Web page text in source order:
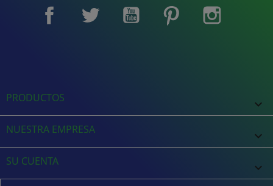
Facebook Twitter YouTube Pinterest
PRODUCTOS 
NUESTRA EMPRESA 
SU CUENTA 